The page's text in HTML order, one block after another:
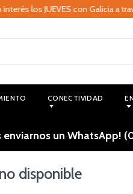
los JUEVES con Galicia a
CONECTIVIDAD
un WhatsApp!
disponible